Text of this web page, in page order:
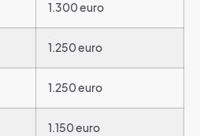
1.300 euro
1.250 euro
1.250 euro
1.150 euro